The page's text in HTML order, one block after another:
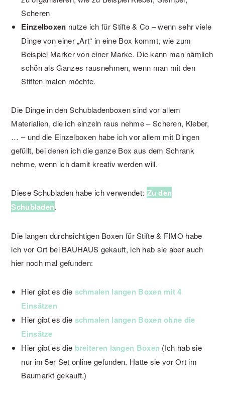
Scheren
Einzelboxen nutze ich für Stifte & Co – wenn sehr viele
Dinge von einer „Art“ in eine Box kommt, wie zum
Beispiel Marker von einer Marke. Die kann man nämlich
schön als Ganzes rausnehmen, wenn man mit den
Stiften malen möchte.
Die Dinge in den Schubladenboxen sind vor allem
Materialien, die ich einzeln raus nehme – Scheren, Kleber,
… – und die Einzelboxen habe ich vor allem mit Dingen
gefüllt, bei denen ich die ganze Box aus dem Schrank
nehme, wenn ich damit kreativ werden will.
Diese Schubladen habe ich verwendet: Zu den
Schubladen.
Die langen durchsichtigen Boxen für Stifte & FIMO habe
ich vor Ort bei BAUHAUS gekauft, ich hab sie aber auch
hier noch mal gefunden:
Hier gibt es die schmalen langen Boxen mit 4
Einsätzen
Hier gibt es die schmalen langen Boxen ohne die
Einsätze
Hier gibt es die breiteren langen Boxen (Ich hab sie
nur im 5er Set online gefunden. Hatte sie vor Ort im
Baumarkt gekauft.)